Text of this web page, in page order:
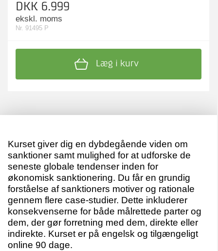
DKK 6.999
ekskl. moms
Nr. 91495 P
Læg i kurv
Kurset giver dig en dybdegående viden om
sanktioner samt mulighed for at udforske de
seneste globale tendenser inden for
økonomisk sanktionering. Du får en grundig
forståelse af sanktioners motiver og rationale
gennem flere case-studier. Dette inkluderer
konsekvenserne for både målrettede parter og
dem, der gør forretning med dem, direkte eller
indirekte. Kurset er på engelsk og tilgængeligt
online 90 dage.